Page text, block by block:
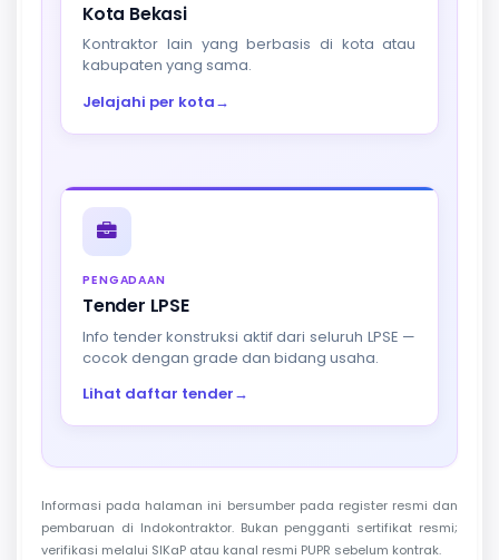
Kota Bekasi
Kontraktor lain yang berbasis di kota atau
kabupaten yang sama.
Jelajahi per kota→
PENGADAAN
Tender LPSE
Info tender konstruksi aktif dari seluruh LPSE —
cocok dengan grade dan bidang usaha.
Lihat daftar tender→
Informasi pada halaman ini bersumber pada register resmi dan
pembaruan di Indokontraktor. Bukan pengganti sertifikat resmi;
verifikasi melalui SIKaP atau kanal resmi PUPR sebelum kontrak.